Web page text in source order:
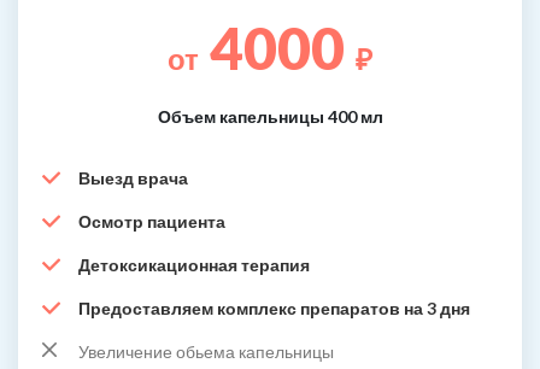
от 4000 ₽
Объем капельницы 400 мл
Выезд врача
Осмотр пациента
Детоксикационная терапия
Предоставляем комплекс препаратов на 3 дня
Увеличение обьема капельницы